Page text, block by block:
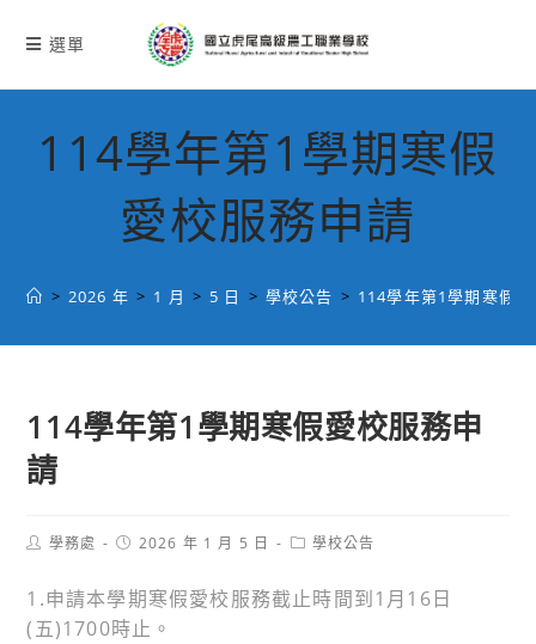
選單
114學年第1學期寒假
愛校服務申請
> 2026 年 > 1 月 > 5 日 > 學校公告 > 114學年第1學期寒假
114學年第1學期寒假愛校服務申
請
Post學務處
Post2026 年 1 月 5 日
Post學校公告
1.申請本學期寒假愛校服務截止時間到1月16日
(五)1700時止。